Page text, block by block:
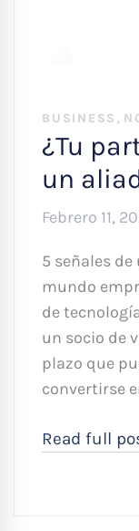
BUSINESS ,
¿Tu
un
Febrero 11,
5 señales
mundo
de
un socio de
plazo que
convertirse
Read full